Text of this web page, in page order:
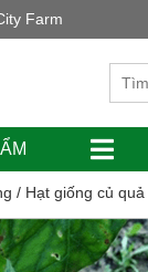
Farm
/ Hạt giống củ quả